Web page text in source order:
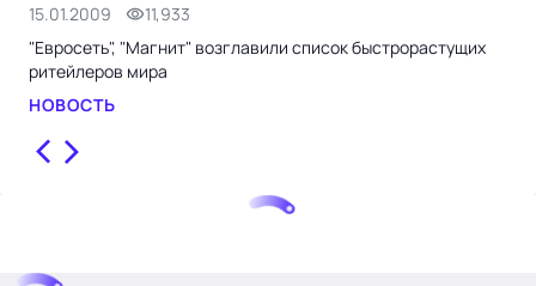
15.01.2009
11,933
"Евросеть", "Магнит" возглавили список быстрорастущих
ритейлеров мира
НОВОСТЬ